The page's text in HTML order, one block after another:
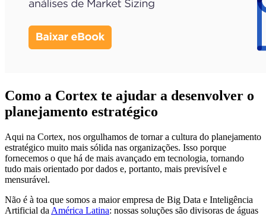
Como a Cortex te ajudar a desenvolver o
planejamento estratégico
Aqui na Cortex, nos orgulhamos de tornar a cultura do planejamento
estratégico muito mais sólida nas organizações. Isso porque
fornecemos o que há de mais avançado em tecnologia, tornando
tudo mais orientado por dados e, portanto, mais previsível e
mensurável.
Não é à toa que somos a maior empresa de Big Data e Inteligência
Artificial da América Latina: nossas soluções são divisoras de águas